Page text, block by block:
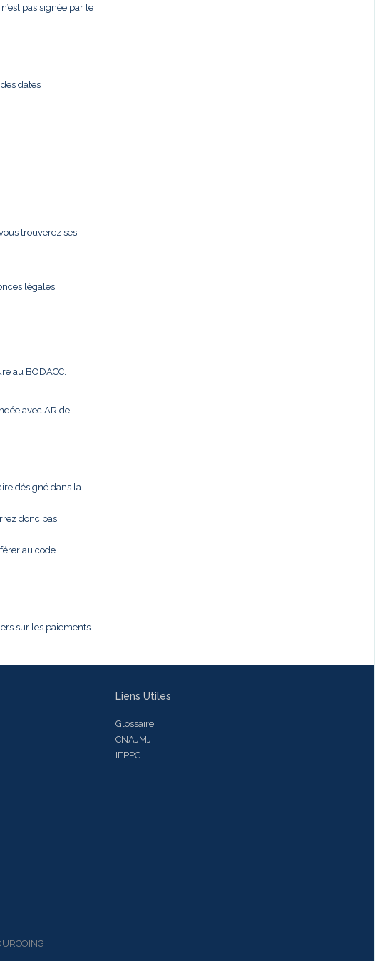
pas signée par le
dates
trouverez ses
légales,
au BODACC.
avec AR de
désigné dans la
donc pas
au code
sur les paiements
Liens Utiles
Glossaire
CNAJMJ
IFPPC